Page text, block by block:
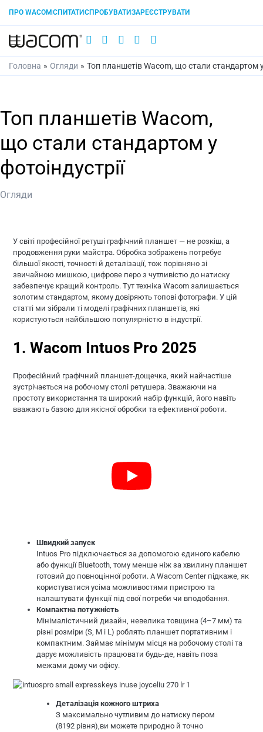
ПРО WACOM СПИТАТИ СПРОБУВАТИ ЗАРЕЄСТРУВАТИ
Головна » Огляди » Топ планшетів Wacom, що стали стандартом у
Топ планшетів Wacom,
що стали стандартом у
фотоіндустрії
Огляди
У світі професійної ретуші графічний планшет — не розкіш, а
продовження руки майстра. Обробка зображень потребує
більшої якості, точності й деталізації, тож порівняно зі
звичайною мишкою, цифрове перо з чутливістю до натиску
забезпечує кращий контроль. Тут техніка Wacom залишається
золотим стандартом, якому довіряють топові фотографи. У цій
статті ми зібрали ті моделі графічних планшетів, які
користуються найбільшою популярністю в індустрії.
1. Wacom Intuos Pro 2025
Професійний графічний планшет-дощечка, який найчастіше
зустрічається на робочому столі ретушера. Зважаючи на
простоту використання та широкий набір функцій, його навіть
вважають базою для якісної обробки та ефективної роботи.
Швидкий запуск
Intuos Pro підключається за допомогою єдиного кабелю
або функції Bluetooth, тому менше ніж за хвилину планшет
готовий до повноцінної роботи. А Wacom Center підкаже, як
користуватися усіма можливостями пристрою та
налаштувати функції під свої потреби чи вподобання.
Компактна потужність
Мінімалістичний дизайн, невелика товщина (4–7 мм) та
різні розміри (S, M і L) роблять планшет портативним і
компактним. Займає мінімум місця на робочому столі та
дарує можливість працювати будь-де, навіть поза
межами дому чи офісу.
Деталізація кожного штриха
З максимально чутливим до натиску пером
(8192 рівня),ви можете природно й точно